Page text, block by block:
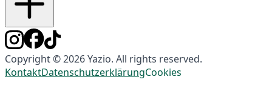
Copyright © 2026 Yazio. All rights reserved.
KontaktDatenschutzerklärungCookies